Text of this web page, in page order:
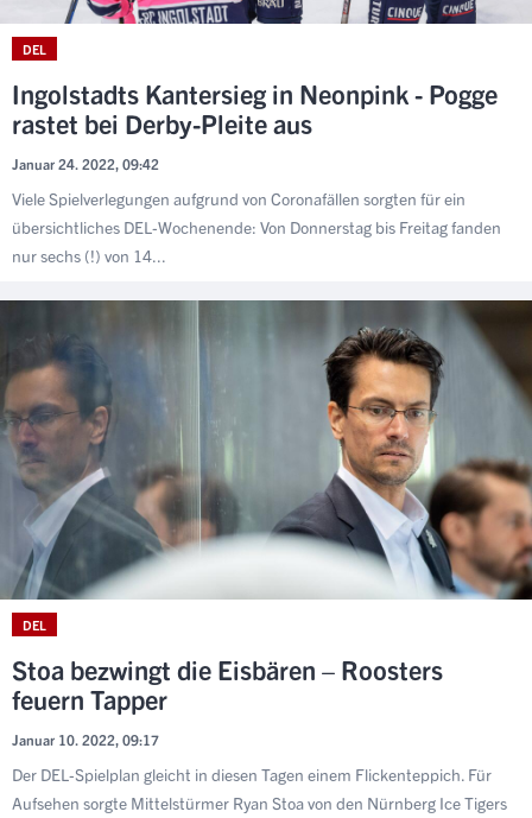
DEL
Ingolstadts Kantersieg in Neonpink - Pogge
rastet bei Derby-Pleite aus
Januar 24. 2022, 09:42
Viele Spielverlegungen aufgrund von Coronafällen sorgten für ein
übersichtliches DEL-Wochenende: Von Donnerstag bis Freitag fanden
nur sechs (!) von 14...
DEL
Stoa bezwingt die Eisbären – Roosters
feuern Tapper
Januar 10. 2022, 09:17
Der DEL-Spielplan gleicht in diesen Tagen einem Flickenteppich. Für
Aufsehen sorgte Mittelstürmer Ryan Stoa von den Nürnberg Ice Tigers